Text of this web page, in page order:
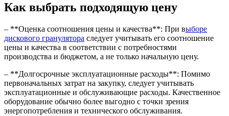
Как выбрать подходящую цену
– **Оценка соотношения цены и качества**: При выборе
дискового гранулятора следует учитывать его соотношение
цены и качества в соответствии с потребностями
производства и бюджетом, а не только начальную цену.
– **Долгосрочные эксплуатационные расходы**: Помимо
первоначальных затрат на закупку, следует учитывать
эксплуатационные и обслуживающие расходы. Качественное
оборудование обычно более выгодно с точки зрения
энергопотребления и технического обслуживания.